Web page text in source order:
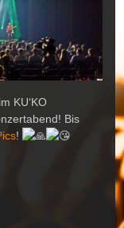
KU‘KO
Bis
!